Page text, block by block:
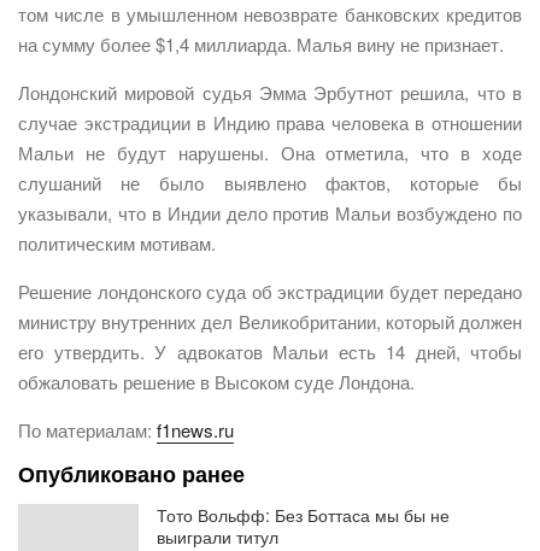
том числе в умышленном невозврате банковских кредитов
на сумму более $1,4 миллиарда. Малья вину не признает.
Лондонский мировой судья Эмма Эрбутнот решила, что в
случае экстрадиции в Индию права человека в отношении
Мальи не будут нарушены. Она отметила, что в ходе
слушаний не было выявлено фактов, которые бы
указывали, что в Индии дело против Мальи возбуждено по
политическим мотивам.
Решение лондонского суда об экстрадиции будет передано
министру внутренних дел Великобритании, который должен
его утвердить. У адвокатов Мальи есть 14 дней, чтобы
обжаловать решение в Высоком суде Лондона.
По материалам: f1news.ru
Опубликовано ранее
Тото Вольфф: Без Боттаса мы бы не
выиграли титул